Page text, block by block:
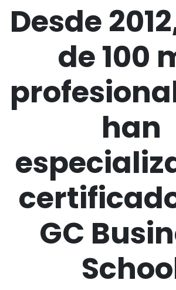
Desde
de 100
han
GC